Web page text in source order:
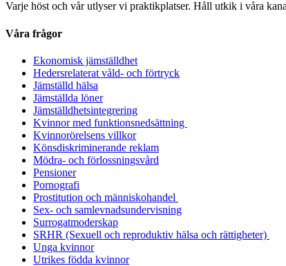
Varje höst och vår utlyser vi praktikplatser. Håll utkik i våra
Våra frågor
Ekonomisk jämställdhet
Hedersrelaterat våld- och förtryck
Jämställd hälsa
Jämställda löner
Jämställdhetsintegrering
Kvinnor med funktionsnedsättning
Kvinnorörelsens villkor
Könsdiskriminerande reklam
Mödra- och förlossningsvård
Pensioner
Pornografi
Prostitution och människohandel
Sex- och samlevnadsundervisning
Surrogatmoderskap
SRHR (Sexuell och reproduktiv hälsa och rättigheter)
Unga kvinnor
Utrikes födda kvinnor